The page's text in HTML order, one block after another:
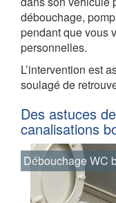
débouchage,
pendant que vous
personnelles.
L’intervention est
soulagé de
Des astuces
canalisations
Débouchage WC